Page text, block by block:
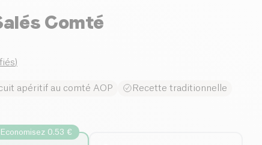
Comté
)
apéritif au comté AOP
Recette traditionnelle
Economisez 0.53 €